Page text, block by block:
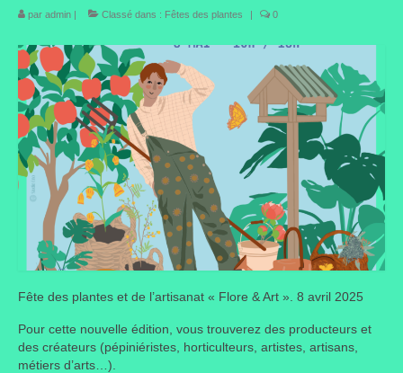
Potager
Taille des arbres et arbustes
Vannerie
Autres
Bibliothèque
Nouveautés
Revues
Listes
Amis jardiniers du Devon
par admin | Classé dans : Fêtes des plantes | 0
Fête des plantes et de l’artisanat « Flore & Art ». 8 avril 2025
Pour cette nouvelle édition, vous trouverez des producteurs et
des créateurs (pépiniéristes, horticulteurs, artistes, artisans,
métiers d’arts…).